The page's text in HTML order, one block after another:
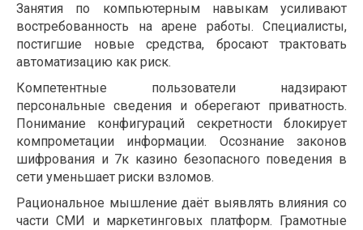
Занятия по компьютерным навыкам усиливают
востребованность на арене работы. Специалисты,
постигшие новые средства, бросают трактовать
автоматизацию как риск.
Компетентные пользователи надзирают
персональные сведения и оберегают приватность.
Понимание конфигураций секретности блокирует
компрометации информации. Осознание законов
шифрования и 7к казино безопасного поведения в
сети уменьшает риски взломов.
Рациональное мышление даёт выявлять влияния со
части СМИ и маркетинговых платформ. Грамотные